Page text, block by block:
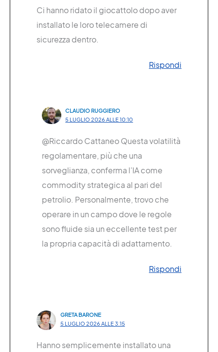
Ci hanno ridato il giocattolo dopo aver
installato le loro telecamere di
sicurezza dentro.
Rispondi
CLAUDIO RUGGIERO
5 LUGLIO 2026 ALLE 10:10
@Riccardo Cattaneo Questa volatilità
regolamentare, più che una
sorveglianza, conferma l’IA come
commodity strategica al pari del
petrolio. Personalmente, trovo che
operare in un campo dove le regole
sono fluide sia un eccellente test per
la propria capacità di adattamento.
Rispondi
GRETA BARONE
5 LUGLIO 2026 ALLE 3:15
Hanno semplicemente installato una